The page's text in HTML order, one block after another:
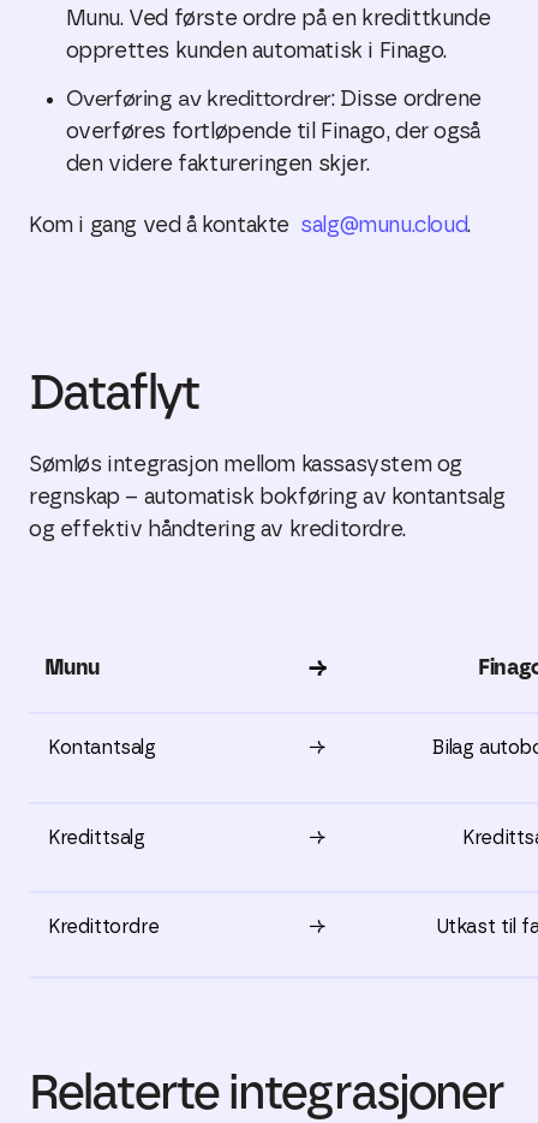
Munu. Ved første ordre på en kredittkunde
opprettes kunden automatisk i Finago.
Overføring av kredittordrer: Disse ordrene
overføres fortløpende til Finago, der også
den videre faktureringen skjer.
Kom i gang ved å kontakte salg@munu.cloud.
Dataflyt
Sømløs integrasjon mellom kassasystem og
regnskap – automatisk bokføring av kontantsalg
og effektiv håndtering av kreditordre.
Munu →
Kontantsalg → Bilag
Kredittsalg →
Kredittordre → Utkast til
Relaterte integrasjoner